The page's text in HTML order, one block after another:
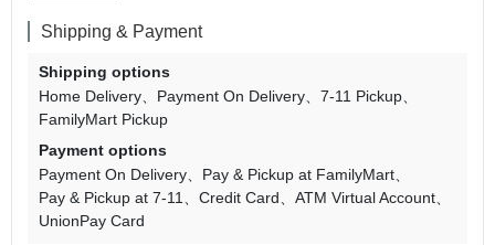
Shipping & Payment
Shipping options
Home Delivery
Payment On Delivery
7-11 Pickup
FamilyMart Pickup
Payment options
Payment On Delivery
Pay & Pickup at FamilyMart
Pay & Pickup at 7-11
Credit Card
ATM Virtual Account
UnionPay Card